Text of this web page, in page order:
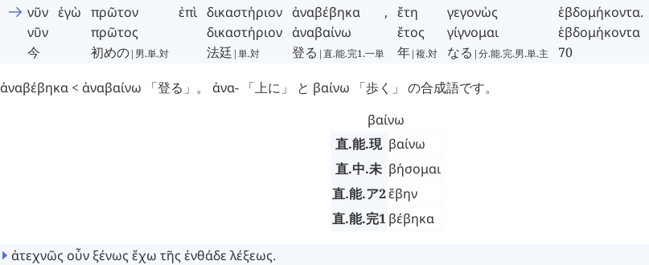
νῦν
νῦν
今
ἐγὼ πρῶτον
πρῶτος
初めの|男.単.対
ἐπὶ δικαστήριον
δικαστήριον
法廷 |単.対
ἀναβέβηκα
ἀναβαίνω
登る |直.能.完1.一単
, ἔτη
ἔτος
年|複.対
γεγονὼς
γίγνομαι
なる |分.能.完.男.単.主
ἑβδομήκοντα
ἑβδομήκοντα
70
.
ἀναβέβηκα < ἀναβαίνω 「登る」。 ἀνα- 「上に」 と βαίνω 「歩く」 の合成語です。
βαίνω
直.能.現 βαίνω
直.中.未 βήσομαι
直.能.ア2ἔβην
直.能.完1 βέβηκα
ἀτεχνῶς οὖν ξένως ἔχω τῆς ἐνθάδε λέξεως.